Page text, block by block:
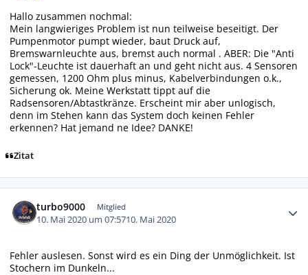
Hallo zusammen nochmal:
Mein langwieriges Problem ist nun teilweise beseitigt. Der
Pumpenmotor pumpt wieder, baut Druck auf,
Bremswarnleuchte aus, bremst auch normal . ABER: Die "Anti
Lock"-Leuchte ist dauerhaft an und geht nicht aus. 4 Sensoren
gemessen, 1200 Ohm plus minus, Kabelverbindungen o.k.,
Sicherung ok. Meine Werkstatt tippt auf die
Radsensoren/Abtastkränze. Erscheint mir aber unlogisch,
denn im Stehen kann das System doch keinen Fehler
erkennen? Hat jemand ne Idee? DANKE!
Zitat
turbo9000 Mitglied
10. Mai 2020 um 07:5710. Mai 2020
Fehler auslesen. Sonst wird es ein Ding der Unmöglichkeit. Ist
Stochern im Dunkeln...